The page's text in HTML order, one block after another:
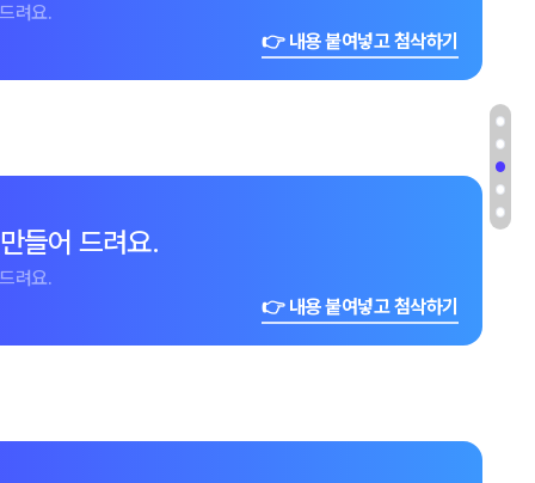
려요.
👉 내용 붙여넣고 첨삭하기
들어 드려요.
려요.
👉 내용 붙여넣고 첨삭하기